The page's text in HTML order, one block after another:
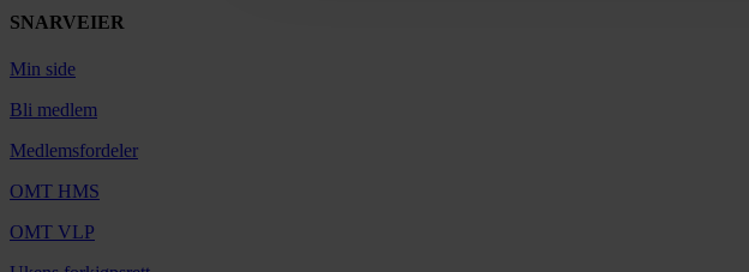
SNARVEIER
Min side
Bli medlem
Medlemsfordeler
OMT HMS
OMT VLP